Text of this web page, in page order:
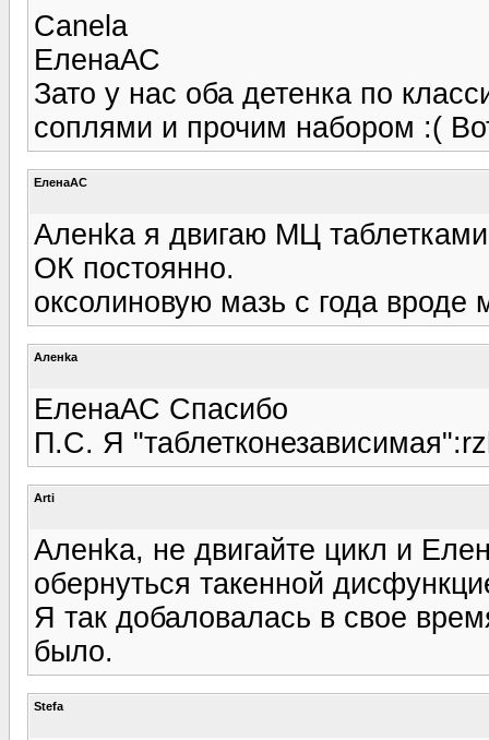
Canela
ЕленаАС
Зато у нас оба детенка по
соплями и прочим набором :(
ЕленаАС
Аленka я двигаю МЦ
ОК постоянно.
оксолиновую мазь с года вроде
Аленka
ЕленаАС Спасибо
П.С. Я
Arti
Аленka, не двигайте цикл и
обернуться такенной
Я так добаловалась в свое
было.
Stefa